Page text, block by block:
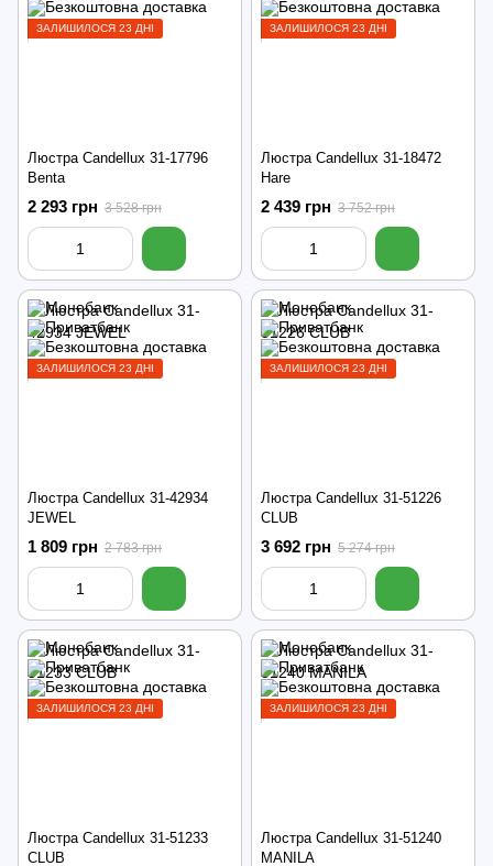
ЗАЛИШИЛОСЯ 23 ДНІ
Люстра Candellux 31-17796
Benta
2 293 грн 3 528 грн
ЗАЛИШИЛОСЯ 23 ДНІ
Люстра Candellux 31-18472
Hare
2 439 грн 3 752 грн
ЗАЛИШИЛОСЯ 23 ДНІ
Люстра Candellux 31-42934
JEWEL
1 809 грн 2 783 грн
ЗАЛИШИЛОСЯ 23 ДНІ
Люстра Candellux 31-51226
CLUB
3 692 грн 5 274 грн
ЗАЛИШИЛОСЯ 23 ДНІ
Люстра Candellux 31-51233
CLUB
ЗАЛИШИЛОСЯ 23 ДНІ
Люстра Candellux 31-51240
MANILA